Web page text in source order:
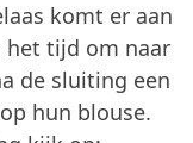
komt er aan
het tijd om naar
de sluiting een
hun blouse.